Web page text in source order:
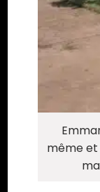
même et